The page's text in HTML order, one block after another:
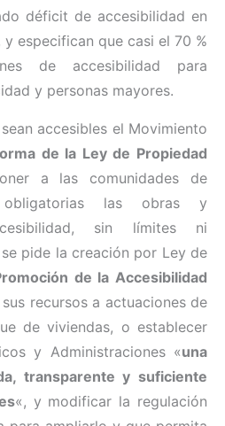
déficit de accesibilidad en
especifican que casi el 70 %
de accesibilidad para
y personas mayores.
accesibles el Movimiento
de la Ley de Propiedad
a las comunidades de
las obras y
sin límites ni
pide la creación por Ley de
de la Accesibilidad
recursos a actuaciones de
de viviendas, o establecer
y Administraciones «una
transparente y suficiente
«, y modificar la regulación